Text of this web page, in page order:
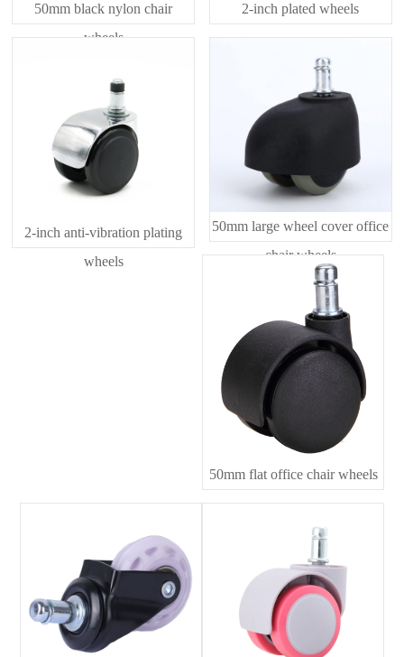
50mm black nylon chair
wheels
2-inch plated wheels
2-inch anti-vibration plating
wheels
50mm large wheel cover office
chair wheels
50mm flat office chair wheels